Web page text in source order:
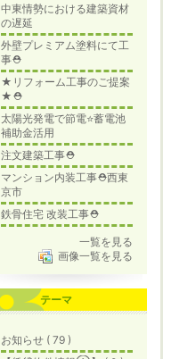
中東情勢における建築資材
の遅延
外壁プレミアム塗料にて工
事⛑️
★リフォーム工事のご提案
★⛑️
太陽光発電で節電⭐️蓄電池
補助金活用
注文建築工事⛑️
マンション内装工事⛑️西東
京市
鉄骨住宅 改装工事⛑️
一覧を見る
画像一覧を見る
テーマ
お知らせ ( 79 )